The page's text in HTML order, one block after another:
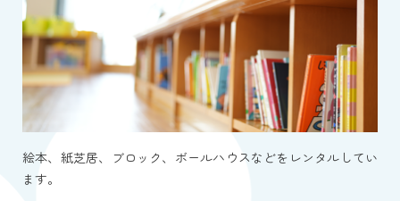
絵本、紙芝居、ブロック、ボールハウスなどをレンタルしてい
ます。